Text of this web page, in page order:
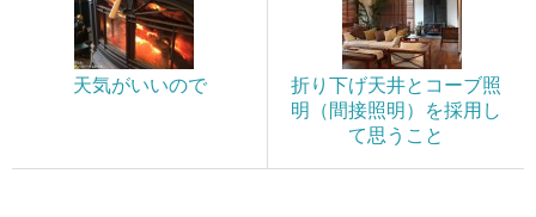
天気がいいので
折り下げ天井とコーブ照
明（間接照明）を採用し
て思うこと